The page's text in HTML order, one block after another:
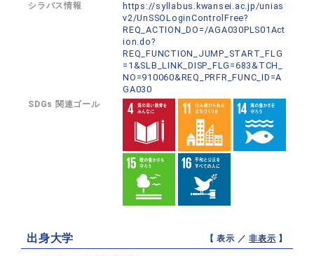
シラバス情報
https://syllabus.kwansei.ac.jp/unias
v2/UnSSOLoginControlFree?
REQ_ACTION_DO=/AGA030PLS01Act
ion.do?
REQ_FUNCTION_JUMP_START_FLG
=1&SLB_LINK_DISP_FLG=683&TCH_
NO=910060&REQ_PRFR_FUNC_ID=A
GA030
SDGs 関連ゴール
出身大学 【 表示 ／非表示 】